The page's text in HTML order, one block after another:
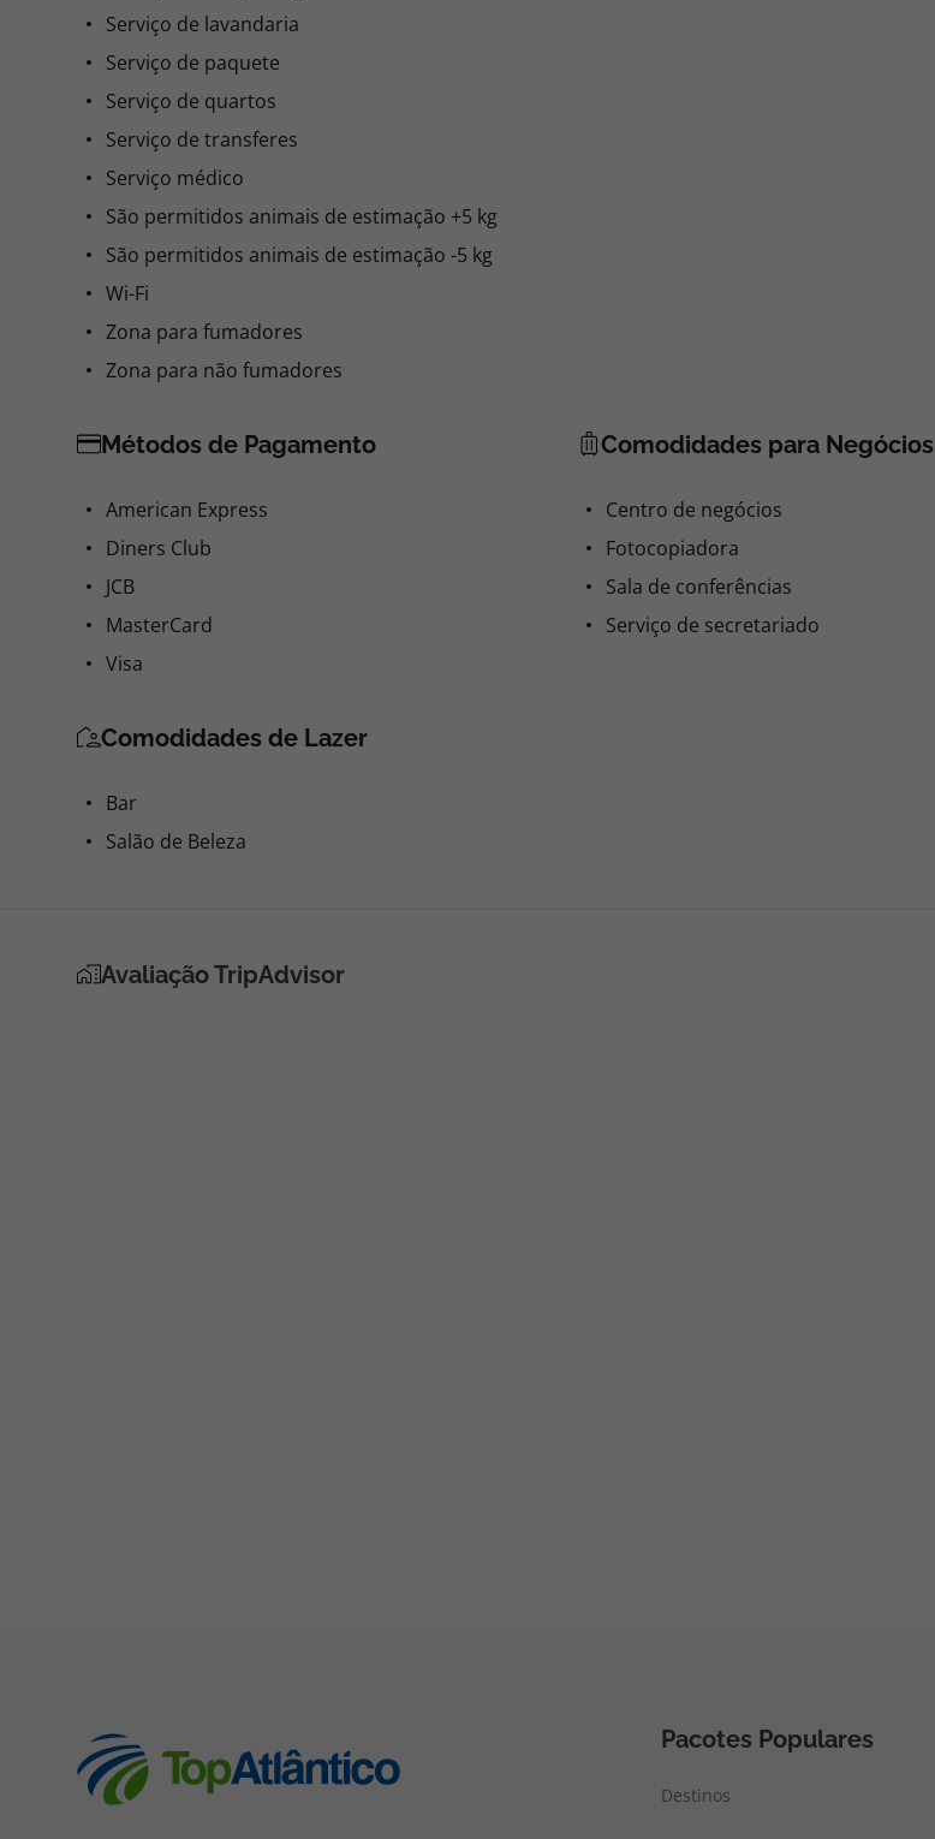
Serviço de lavandaria
Serviço de paquete
Serviço de quartos
Serviço de transferes
Serviço médico
São permitidos animais de estimação +5 kg
São permitidos animais de estimação -5 kg
Wi-Fi
Zona para fumadores
Zona para não fumadores
Métodos de Pagamento
American Express
Diners Club
JCB
MasterCard
Visa
Comodidades para Negócios
Centro de negócios
Fotocopiadora
Sala de conferências
Serviço de secretariado
Comodidades de Lazer
Bar
Salão de Beleza
Avaliação TripAdvisor
Pacotes Populares
Destinos